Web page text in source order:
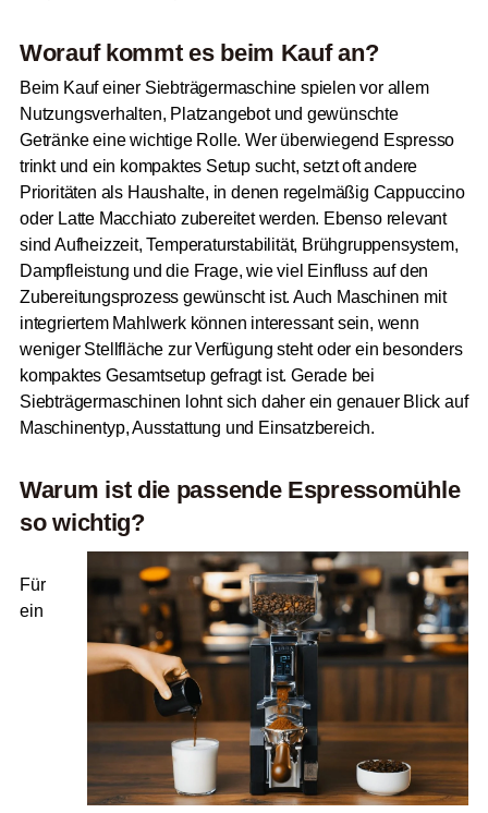
Worauf kommt es beim Kauf an?
Beim Kauf einer Siebträgermaschine spielen vor allem
Nutzungsverhalten, Platzangebot und gewünschte
Getränke eine wichtige Rolle. Wer überwiegend Espresso
trinkt und ein kompaktes Setup sucht, setzt oft andere
Prioritäten als Haushalte, in denen regelmäßig Cappuccino
oder Latte Macchiato zubereitet werden. Ebenso relevant
sind Aufheizzeit, Temperaturstabilität, Brühgruppensystem,
Dampfleistung und die Frage, wie viel Einfluss auf den
Zubereitungsprozess gewünscht ist. Auch Maschinen mit
integriertem Mahlwerk können interessant sein, wenn
weniger Stellfläche zur Verfügung steht oder ein besonders
kompaktes Gesamtsetup gefragt ist. Gerade bei
Siebträgermaschinen lohnt sich daher ein genauer Blick auf
Maschinentyp, Ausstattung und Einsatzbereich.
Warum ist die passende Espressomühle
so wichtig?
Für
ein